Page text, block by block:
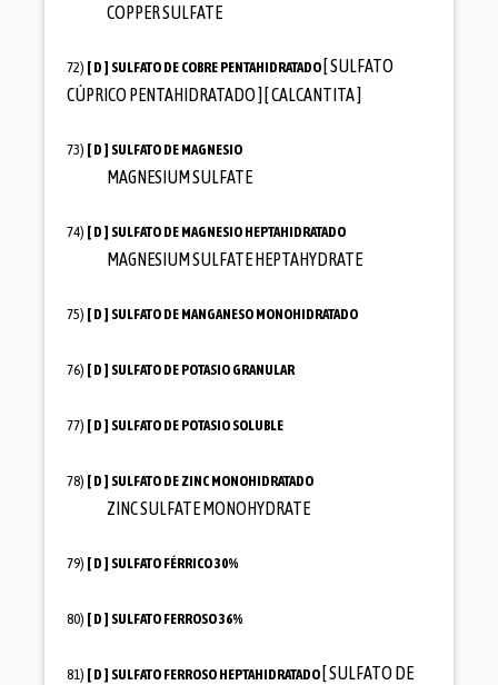
COPPER SULFATE
72) [ D ] SULFATO DE COBRE PENTAHIDRATADO [ SULFATO
CÚPRICO PENTAHIDRATADO ] [ CALCANTITA ]
73) [ D ] SULFATO DE MAGNESIO
MAGNESIUM SULFATE
74) [ D ] SULFATO DE MAGNESIO HEPTAHIDRATADO
MAGNESIUM SULFATE HEPTAHYDRATE
75) [ D ] SULFATO DE MANGANESO MONOHIDRATADO
76) [ D ] SULFATO DE POTASIO GRANULAR
77) [ D ] SULFATO DE POTASIO SOLUBLE
78) [ D ] SULFATO DE ZINC MONOHIDRATADO
ZINC SULFATE MONOHYDRATE
79) [ D ] SULFATO FÉRRICO 30%
80) [ D ] SULFATO FERROSO 36%
81) [ D ] SULFATO FERROSO HEPTAHIDRATADO [ SULFATO DE